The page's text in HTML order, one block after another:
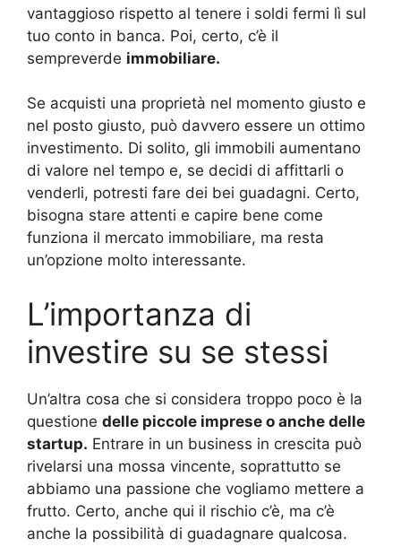
vantaggioso rispetto al tenere i soldi fermi lì sul
tuo conto in banca. Poi, certo, c’è il
sempreverde immobiliare.
Se acquisti una proprietà nel momento giusto e
nel posto giusto, può davvero essere un ottimo
investimento. Di solito, gli immobili aumentano
di valore nel tempo e, se decidi di affittarli o
venderli, potresti fare dei bei guadagni. Certo,
bisogna stare attenti e capire bene come
funziona il mercato immobiliare, ma resta
un’opzione molto interessante.
L’importanza di
investire su se stessi
Un’altra cosa che si considera troppo poco è la
questione delle piccole imprese o anche delle
startup. Entrare in un business in crescita può
rivelarsi una mossa vincente, soprattutto se
abbiamo una passione che vogliamo mettere a
frutto. Certo, anche qui il rischio c’è, ma c’è
anche la possibilità di guadagnare qualcosa.